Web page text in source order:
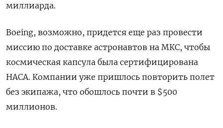
миллиарда.
Boeing, возможно, придется еще раз провести
миссию по доставке астронавтов на МКС, чтобы
космическая капсула была сертифицирована
НАСА. Компании уже пришлось повторить полет
без экипажа, что обошлось почти в $500
миллионов.